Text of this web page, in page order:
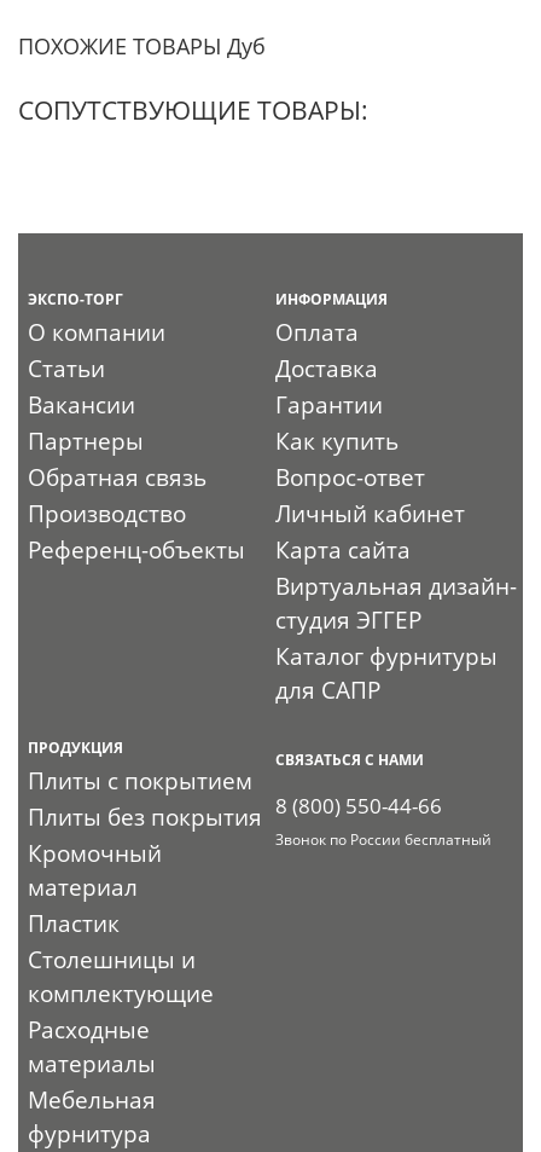
ПОХОЖИЕ ТОВАРЫ Дуб
СОПУТСТВУЮЩИЕ ТОВАРЫ:
ЭКСПО-ТОРГ
О компании
Статьи
Вакансии
Партнеры
Обратная связь
Производство
Референц-объекты
ИНФОРМАЦИЯ
Оплата
Доставка
Гарантии
Как купить
Вопрос-ответ
Личный кабинет
Карта сайта
Виртуальная дизайн-
студия ЭГГЕР
Каталог фурнитуры
для САПР
ПРОДУКЦИЯ
Плиты с покрытием
Плиты без покрытия
Кромочный
материал
Пластик
Столешницы и
комплектующие
Расходные
материалы
Мебельная
фурнитура
СВЯЗАТЬСЯ С НАМИ
8 (800) 550-44-66
Звонок по России бесплатный